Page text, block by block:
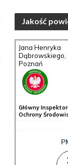
Jakość